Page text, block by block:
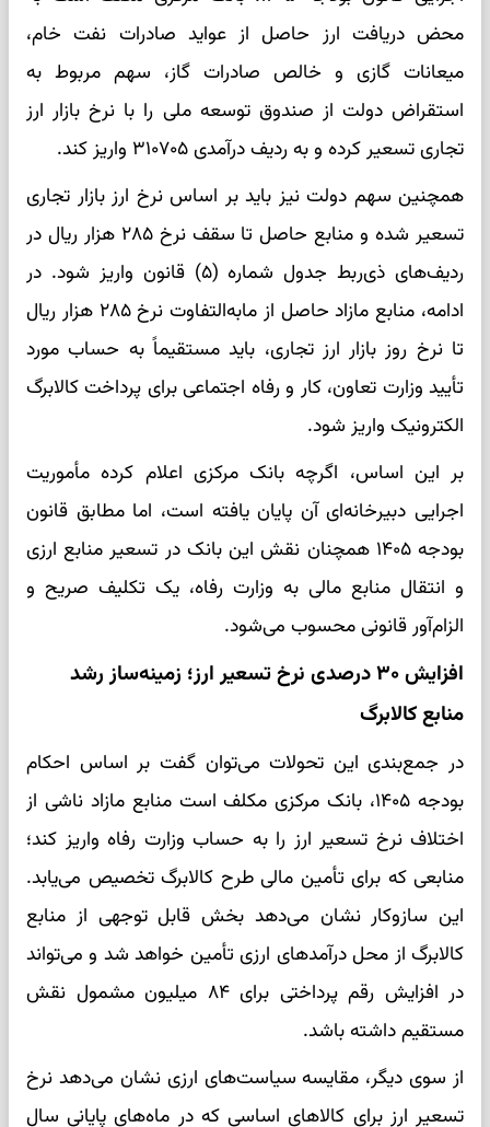
محض دریافت ارز حاصل از عواید صادرات نفت خام،
میعانات گازی و خالص صادرات گاز، سهم مربوط به
استقراض دولت از صندوق توسعه ملی را با نرخ بازار ارز
تجاری تسعیر کرده و به ردیف درآمدی ۳۱۰۷۰۵ واریز کند.
همچنین سهم دولت نیز باید بر اساس نرخ ارز بازار تجاری
تسعیر شده و منابع حاصل تا سقف نرخ ۲۸۵ هزار ریال در
ردیف‌های ذی‌ربط جدول شماره (۵) قانون واریز شود. در
ادامه، منابع مازاد حاصل از مابه‌التفاوت نرخ ۲۸۵ هزار ریال
تا نرخ روز بازار ارز تجاری، باید مستقیماً به حساب مورد
تأیید وزارت تعاون، کار و رفاه اجتماعی برای پرداخت کالابرگ
الکترونیک واریز شود.
بر این اساس، اگرچه بانک مرکزی اعلام کرده مأموریت
اجرایی دبیرخانه‌ای آن پایان یافته است، اما مطابق قانون
بودجه ۱۴۰۵ همچنان نقش این بانک در تسعیر منابع ارزی
و انتقال منابع مالی به وزارت رفاه، یک تکلیف صریح و
الزام‌آور قانونی محسوب می‌شود.
افزایش ۳۰ درصدی نرخ تسعیر ارز؛ زمینه‌ساز رشد
منابع کالابرگ
در جمع‌بندی این تحولات می‌توان گفت بر اساس احکام
بودجه ۱۴۰۵، بانک مرکزی مکلف است منابع مازاد ناشی از
اختلاف نرخ تسعیر ارز را به حساب وزارت رفاه واریز کند؛
منابعی که برای تأمین مالی طرح کالابرگ تخصیص می‌یابد.
این سازوکار نشان می‌دهد بخش قابل توجهی از منابع
کالابرگ از محل درآمدهای ارزی تأمین خواهد شد و می‌تواند
در افزایش رقم پرداختی برای ۸۴ میلیون مشمول نقش
مستقیم داشته باشد.
از سوی دیگر، مقایسه سیاست‌های ارزی نشان می‌دهد نرخ
تسعیر ارز برای کالاهای اساسی که در ماه‌های پایانی سال